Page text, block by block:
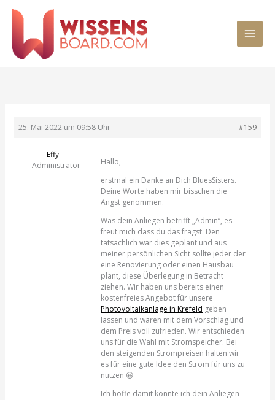
Inhalt
25. Mai 2022 um 09:58 Uhr #159
Effy
Administrator
Hallo,
erstmal ein Danke an Dich BluesSisters.
Deine Worte haben mir bisschen die
Angst genommen.
Was dein Anliegen betrifft „Admin“, es
freut mich dass du das fragst. Den
tatsächlich war dies geplant und aus
meiner persönlichen Sicht sollte jeder der
eine Renovierung oder einen Hausbau
plant, diese Überlegung in Betracht
ziehen. Wir haben uns bereits einen
kostenfreies Angebot für unsere
Photovoltaikanlage in Krefeld geben
lassen und waren mit dem Vorschlag und
dem Preis voll zufrieden. Wir entschieden
uns für die Wahl mit Stromspeicher. Bei
den steigenden Strompreisen halten wir
es für eine gute Idee den Strom für uns zu
nutzen 😀
Ich hoffe damit konnte ich dein Anliegen